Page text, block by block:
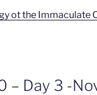
ot the Immaculate
– Day 3 -